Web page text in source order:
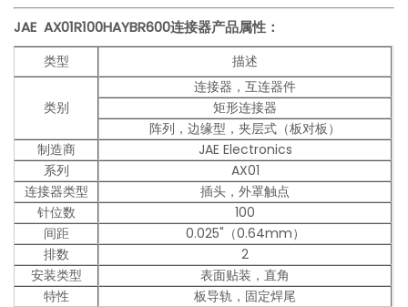
JAE AX01R100HAYBR600连接器产品属性：
类型 描述
类别
连接器，互连器件
矩形连接器
阵列，边缘型，夹层式（板对板）
制造商
JAE Electronics
系列
AX01
连接器类型
插头，外罩触点
针位数
100
间距
0.025"（0.64mm）
排数
2
安装类型
表面贴装，直角
特性
板导轨，固定焊尾